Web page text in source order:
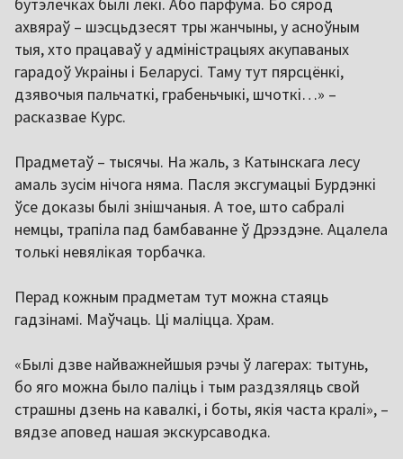
ахвяраў – шэсцьдзесят тры жанчыны, у асноўным
тыя, хто працаваў у адміністрацыях акупаваных
гарадоў Украіны і Беларусі. Таму тут пярсцёнкі,
дзявочыя пальчаткі, грабеньчыкі, шчоткі…» –
расказвае Курс.
Прадметаў – тысячы. На жаль, з Катынскага лесу
амаль зусім нічога няма. Пасля эксгумацыі Бурдэнкі
ўсе доказы былі знішчаныя. А тое, што сабралі
немцы, трапіла пад бамбаванне ў Дрэздэне. Ацалела
толькі невялікая торбачка.
Перад кожным прадметам тут можна стаяць
гадзінамі. Маўчаць. Ці маліцца. Храм.
«Былі дзве найважнейшыя рэчы ў лагерах: тытунь,
бо яго можна было паліць і тым раздзяляць свой
страшны дзень на кавалкі, і боты, якія часта кралі», –
вядзе аповед нашая экскурсаводка.